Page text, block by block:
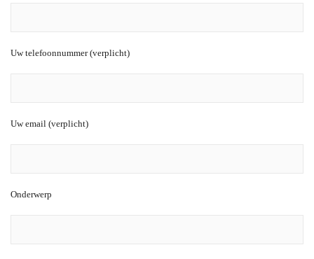
Uw telefoonnummer (verplicht)
Uw email (verplicht)
Onderwerp